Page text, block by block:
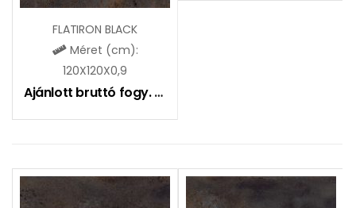
FLATIRON BLACK
Méret (cm):
120X120X0,9
Ajánlott bruttó fogy. ár: